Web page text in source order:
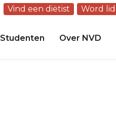
Vind een diëtist Word lid
Studenten Over NVD